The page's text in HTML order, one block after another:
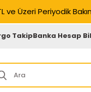
ve Üzeri Periyodik
TakipBanka Hesap